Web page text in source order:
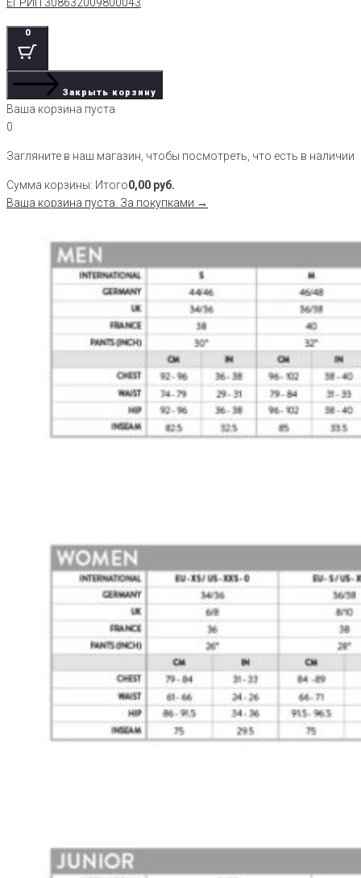
0
Закрыть корзину
Ваша корзина пуста
0
Загляните в наш магазин, чтобы посмотреть, что есть в наличии
Сумма корзины: Итого0,00 руб.
Ваша корзина пуста. За покупками →